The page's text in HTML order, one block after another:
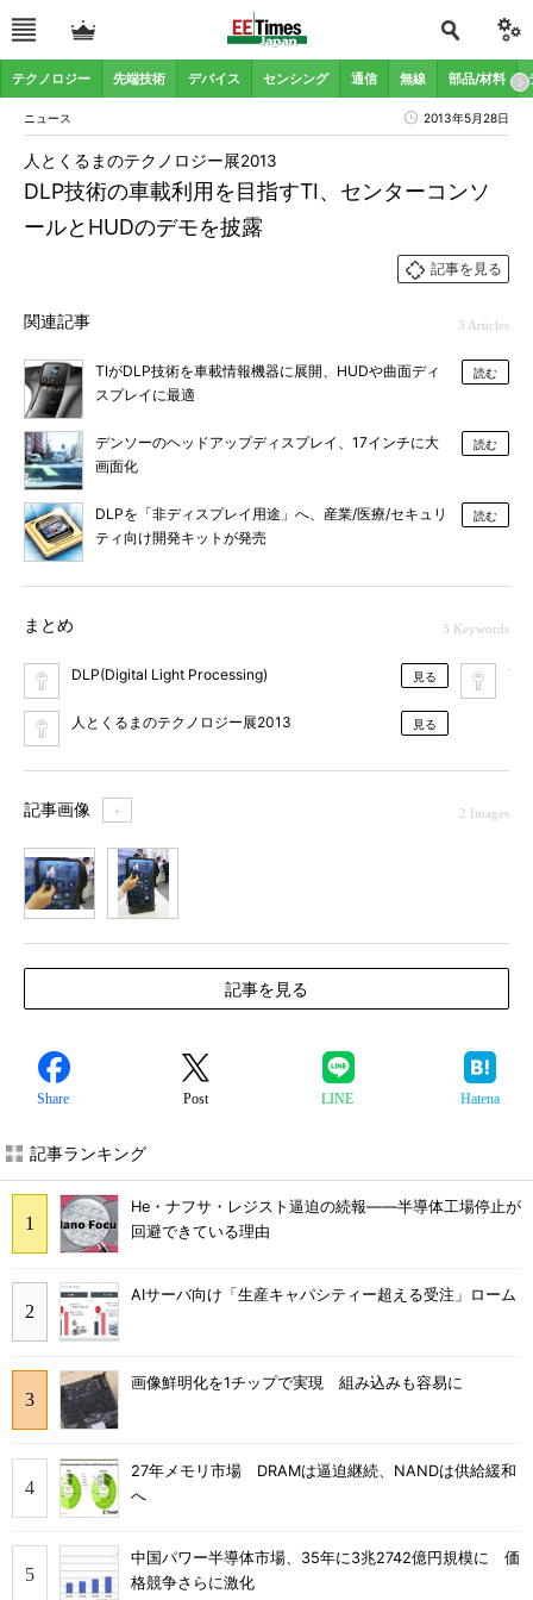
テクノロジー 先端技術 デバイス センシング 通信 無線 部品/材料
ニュース 2013年5月28日
DLP技術の車載利用を目指すTI、センターコンソ
ールとHUDのデモを披露
人とくるまのテクノロジー展2013
記事を見る
関連記事 3 Articles
TIがDLP技術を車載情報機器に展開、HUDや曲面ディ
スプレイに最適
読む
デンソーのヘッドアップディスプレイ、17インチに大
画面化
読む
DLPを「非ディスプレイ用途」へ、産業/医療/セキュリ
ティ向け開発キットが発売
読む
まとめ 3 Keywords
DLP(Digital Light Processing) 見る
人とくるまのテクノロジー展2013 見る
記事画像 ＋ 2 Images
記事を見る
Share Post LINE Hatena
記事ランキング
He・ナフサ・レジスト逼迫の続報――半導体工場停止が
回避できている理由
AIサーバ向け「生産キャパシティー超える受注」ローム
画像鮮明化を1チップで実現 組み込みも容易に
27年メモリ市場 DRAMは逼迫継続、NANDは供給緩和
へ
中国パワー半導体市場、35年に3兆2742億円規模に 価
格競争さらに激化